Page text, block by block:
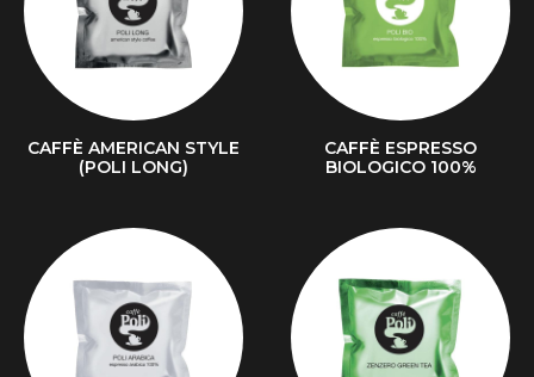
CAFFÈ AMERICAN STYLE
(POLI LONG)
CAFFÈ ESPRESSO
BIOLOGICO 100%